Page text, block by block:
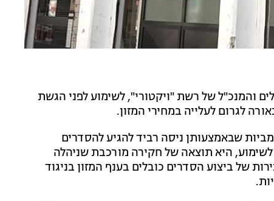
והמנכ"ל של רשת "ויקטורי", לשימוע לפני הגשת
לגרום לעלייה במחירי המזון.
שבאמצעותן ניסה רביד להגיע להסדרים
היא תוצאה של חקירה מורכבת שניהלה
של ביצוע הסדרים כובלים בענף המזון בניגוד